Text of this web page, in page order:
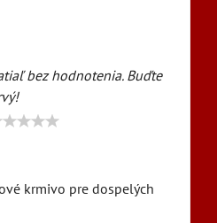
bez hodnotenia. Buďte
krmivo pre dospelých